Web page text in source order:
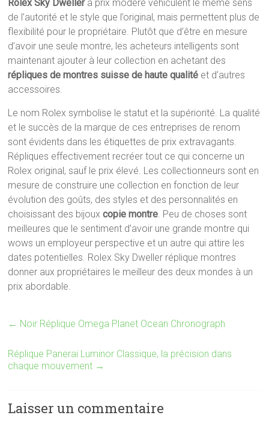
Rolex Sky Dwellerà prix modéré véhiculent le même sens
de l’autorité et le style que l’original, mais permettent plus de
flexibilité pour le propriétaire. Plutôt que d’être en mesure
d’avoir une seule montre, les acheteurs intelligents sont
maintenant ajouter à leur collection en achetant des
répliques de montres suisse de haute qualité et d’autres
accessoires.
Le nom Rolex symbolise le statut et la supériorité. La qualité
et le succès de la marque de ces entreprises de renom
sont évidents dans les étiquettes de prix extravagants.
Répliques effectivement recréer tout ce qui concerne un
Rolex original, sauf le prix élevé. Les collectionneurs sont en
mesure de construire une collection en fonction de leur
évolution des goûts, des styles et des personnalités en
choisissant des bijouxcopie montre . Peu de choses sont
meilleures que le sentiment d’avoir une grande montre qui
wows un employeur perspective et un autre qui attire les
dates potentielles. Rolex Sky Dweller réplique montres
donner aux propriétaires le meilleur des deux mondes à un
prix abordable.
← Noir Réplique Omega Planet Ocean Chronograph
Réplique Panerai Luminor Classique, la précision dans
chaque mouvement →
Laisser un commentaire